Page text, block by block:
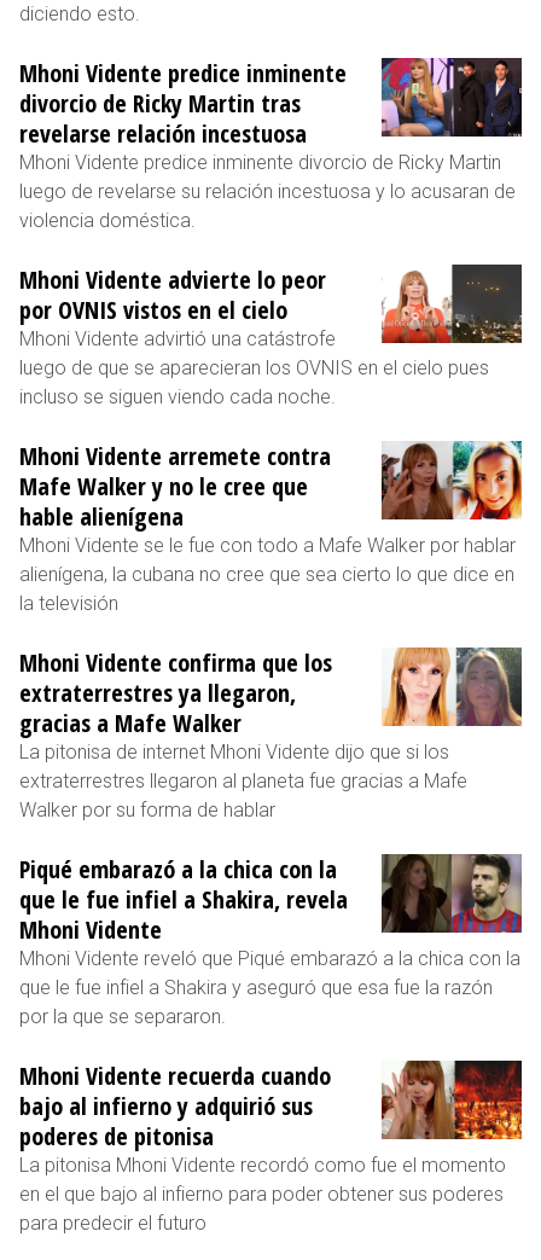
diciendo esto.
Mhoni Vidente predice inminente
divorcio de Ricky Martin tras
revelarse relación incestuosa
Mhoni Vidente predice inminente divorcio de Ricky Martin
luego de revelarse su relación incestuosa y lo acusaran de
violencia doméstica.
Mhoni Vidente advierte lo peor
por OVNIS vistos en el cielo
Mhoni Vidente advirtió una catástrofe
luego de que se aparecieran los OVNIS en el cielo pues
incluso se siguen viendo cada noche.
Mhoni Vidente arremete contra
Mafe Walker y no le cree que
hable alienígena
Mhoni Vidente se le fue con todo a Mafe Walker por hablar
alienígena, la cubana no cree que sea cierto lo que dice en
la televisión
Mhoni Vidente confirma que los
extraterrestres ya llegaron,
gracias a Mafe Walker
La pitonisa de internet Mhoni Vidente dijo que si los
extraterrestres llegaron al planeta fue gracias a Mafe
Walker por su forma de hablar
Piqué embarazó a la chica con la
que le fue infiel a Shakira, revela
Mhoni Vidente
Mhoni Vidente reveló que Piqué embarazó a la chica con la
que le fue infiel a Shakira y aseguró que esa fue la razón
por la que se separaron.
Mhoni Vidente recuerda cuando
bajo al infierno y adquirió sus
poderes de pitonisa
La pitonisa Mhoni Vidente recordó como fue el momento
en el que bajo al infierno para poder obtener sus poderes
para predecir el futuro